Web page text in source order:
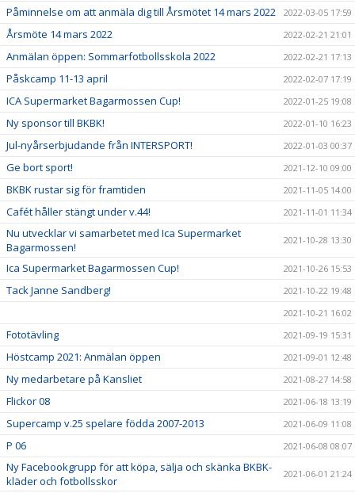
Påminnelse om att anmäla dig till Årsmötet 14 mars 2022 2022-03-05 17:59
Årsmöte 14 mars 2022 2022-02-21 21:01
Anmälan öppen: Sommarfotbollsskola 2022 2022-02-21 17:13
Påskcamp 11-13 april 2022-02-07 17:19
ICA Supermarket Bagarmossen Cup! 2022-01-25 19:08
Ny sponsor till BKBK! 2022-01-10 16:23
Jul-nyårserbjudande från INTERSPORT! 2022-01-03 00:37
Ge bort sport! 2021-12-10 09:00
BKBK rustar sig för framtiden 2021-11-05 14:00
Cafét håller stängt under v.44! 2021-11-01 11:34
Nu utvecklar vi samarbetet med Ica Supermarket
Bagarmossen!
2021-10-28 13:30
Ica Supermarket Bagarmossen Cup! 2021-10-26 15:53
Tack Janne Sandberg!
2021-10-22 19:48
2021-10-21 16:02
Fototävling 2021-09-19 15:31
Höstcamp 2021: Anmälan öppen 2021-09-01 12:48
Ny medarbetare på Kansliet 2021-08-27 14:58
Flickor 08 2021-06-18 13:19
Supercamp v.25 spelare födda 2007-2013 2021-06-09 11:08
P 06 2021-06-08 08:07
Ny Facebookgrupp för att köpa, sälja och skänka BKBK-
kläder och fotbollsskor
2021-06-01 21:24